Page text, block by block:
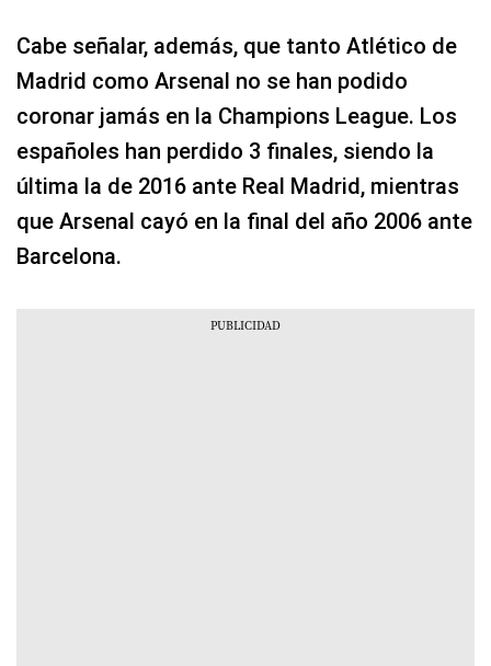
Cabe señalar, además, que tanto Atlético de
Madrid como Arsenal no se han podido
coronar jamás en la Champions League. Los
españoles han perdido 3 finales, siendo la
última la de 2016 ante Real Madrid, mientras
que Arsenal cayó en la final del año 2006 ante
Barcelona.